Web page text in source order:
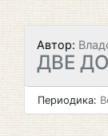
Автор:
ДВЕ
Периодика: